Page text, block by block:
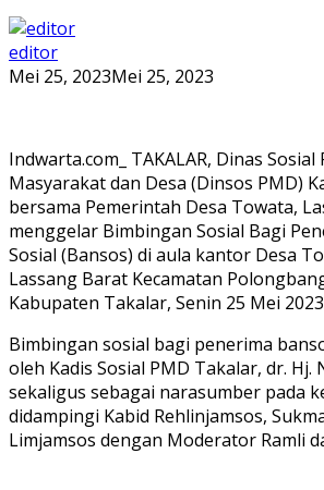
editor
Mei 25, 2023Mei 25, 2023
Indwarta.com_ TAKALAR, Dinas
Masyarakat dan Desa (Dinsos PMD)
bersama Pemerintah Desa Towata,
menggelar Bimbingan Sosial Bagi
Sosial (Bansos) di aula kantor Desa
Lassang Barat Kecamatan
Kabupaten Takalar, Senin 25 Mei
Bimbingan sosial bagi penerima
oleh Kadis Sosial PMD Takalar, dr. Hj.
sekaligus sebagai narasumber pada
didampingi Kabid Rehlinjamsos,
Limjamsos dengan Moderator Ramli